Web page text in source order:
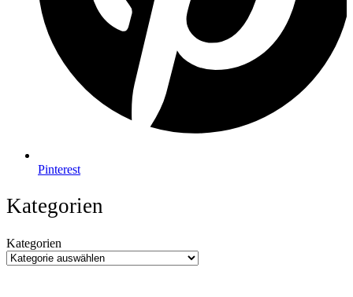
Pinterest
Kategorien
Kategorien